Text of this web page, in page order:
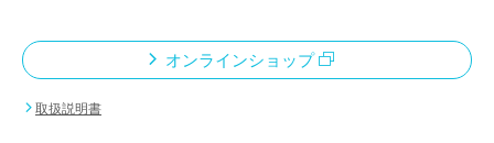
オンラインショップ
取扱説明書